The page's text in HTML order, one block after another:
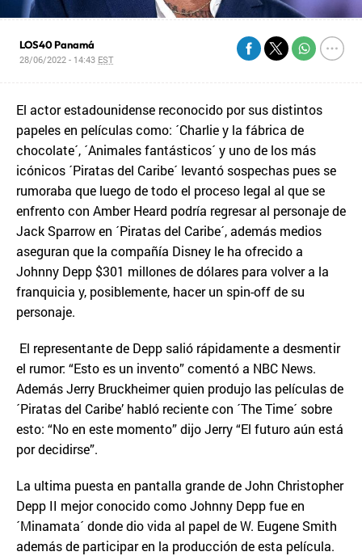
LOS40 Panamá
28/06/2022 - 14:43 EST
El actor estadounidense reconocido por sus distintos
papeles en películas como: ´Charlie y la fábrica de
chocolate´, ´Animales fantásticos´ y uno de los más
icónicos ´Piratas del Caribe´ levantó sospechas pues se
rumoraba que luego de todo el proceso legal al que se
enfrento con Amber Heard podría regresar al personaje de
Jack Sparrow en ´Piratas del Caribe´, además medios
aseguran que la compañía Disney le ha ofrecido a
Johnny Depp $301 millones de dólares para volver a la
franquicia y, posiblemente, hacer un spin-off de su
personaje.
El representante de Depp salió rápidamente a desmentir
el rumor: “Esto es un invento” comentó a NBC News.
Además Jerry Bruckheimer quien produjo las películas de
´Piratas del Caribe’ habló reciente con ´The Time´ sobre
esto: “No en este momento” dijo Jerry “El futuro aún está
por decidirse”.
La ultima puesta en pantalla grande de John Christopher
Depp II mejor conocido como Johnny Depp fue en
´Minamata´ donde dio vida al papel de W. Eugene Smith
además de participar en la producción de esta película.